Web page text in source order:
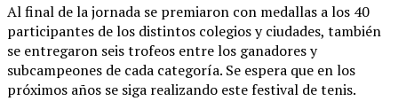
Al final de la jornada se premiaron con medallas a los 40
participantes de los distintos colegios y ciudades, también
se entregaron seis trofeos entre los ganadores y
subcampeones de cada categoría. Se espera que en los
próximos años se siga realizando este festival de tenis.